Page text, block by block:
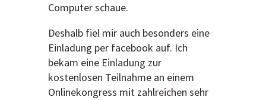
Computer schaue.
Deshalb fiel mir auch besonders eine
Einladung per facebook auf. Ich
bekam eine Einladung zur
kostenlosen Teilnahme an einem
Onlinekongress mit zahlreichen sehr